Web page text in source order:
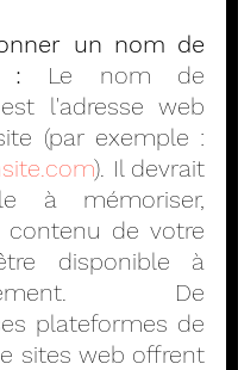
un nom de
: Le nom de
l'adresse web
). Il devrait
à mémoriser,
contenu de votre
disponible à
De
plateformes de
sites web offrent